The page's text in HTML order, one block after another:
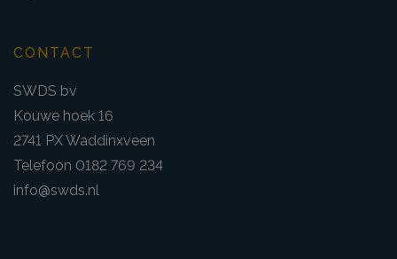
CONTACT
SWDS bv
Kouwe hoek 16
2741 PX Waddinxveen
Telefoon 0182 769 234
info@swds.nl